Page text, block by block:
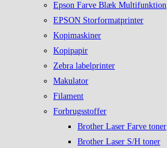
Epson Farve Blæk Multifunktion
EPSON Storformatprinter
Kopimaskiner
Kopipapir
Zebra labelprinter
Makulator
Filament
Forbrugsstoffer
Brother Laser Farve toner
Brother Laser S/H toner